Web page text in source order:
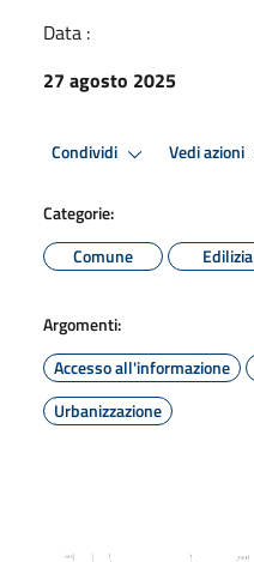
Data :
27 agosto 2025
Condividi Vedi azioni
Categorie:
Comune
Edilizia
Argomenti:
Accesso all'informazione
Urbanizzazione